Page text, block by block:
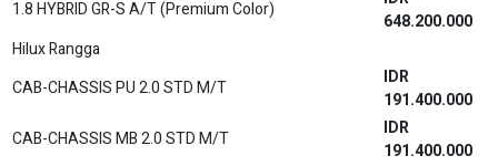
1.8 HYBRID GR-S A/T (Premium Color)
648.200.000
Hilux Rangga
CAB-CHASSIS PU 2.0 STD M/T
IDR
191.400.000
CAB-CHASSIS MB 2.0 STD M/T
IDR
191.400.000